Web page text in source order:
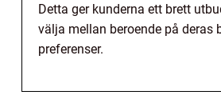
Detta ger kunderna ett brett
välja mellan beroende på deras
preferenser.